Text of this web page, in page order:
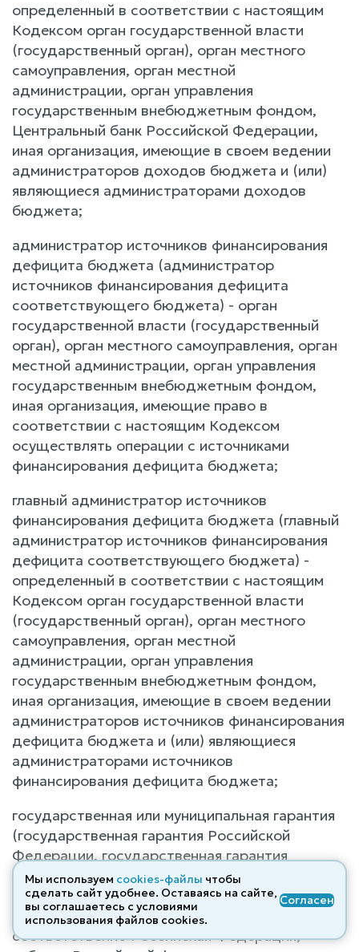
определенный в соответствии с настоящим
Кодексом орган государственной власти
(государственный орган), орган местного
самоуправления, орган местной
администрации, орган управления
государственным внебюджетным фондом,
Центральный банк Российской Федерации,
иная организация, имеющие в своем ведении
администраторов доходов бюджета и (или)
являющиеся администраторами доходов
бюджета;
администратор источников финансирования
дефицита бюджета (администратор
источников финансирования дефицита
соответствующего бюджета) - орган
государственной власти (государственный
орган), орган местного самоуправления, орган
местной администрации, орган управления
государственным внебюджетным фондом,
иная организация, имеющие право в
соответствии с настоящим Кодексом
осуществлять операции с источниками
финансирования дефицита бюджета;
главный администратор источников
финансирования дефицита бюджета (главный
администратор источников финансирования
дефицита соответствующего бюджета) -
определенный в соответствии с настоящим
Кодексом орган государственной власти
(государственный орган), орган местного
самоуправления, орган местной
администрации, орган управления
государственным внебюджетным фондом,
иная организация, имеющие в своем ведении
администраторов источников финансирования
дефицита бюджета и (или) являющиеся
администраторами источников
финансирования дефицита бюджета;
государственная или муниципальная гарантия
(государственная гарантия Российской
Федерации, государственная гарантия
субъекта Российской Федерации,
муниципальная гарантия) - вид долгового
обязательства, в силу которого
соответственно Российская Федерация,
Мы используем cookies-файлы чтобы
сделать сайт удобнее. Оставаясь на сайте,
вы соглашаетесь с условиями
использования файлов cооkies.
Согласен